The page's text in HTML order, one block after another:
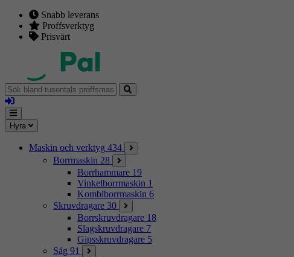
Snabb leverans
Proffsverktyg
Prisvärt
Sök
bland
tusentals
proffsmaskiner
Logga
in
Mina
sidor
Meny
Hyra
Maskin och verktyg 434
Borrmaskin 28
Borrhammare 19
Vinkelborrmaskin 1
Kombiborrmaskin 6
Skruvdragare 30
Borrskruvdragare 18
Slagskruvdragare 7
Gipsskruvdragare 5
Såg 91